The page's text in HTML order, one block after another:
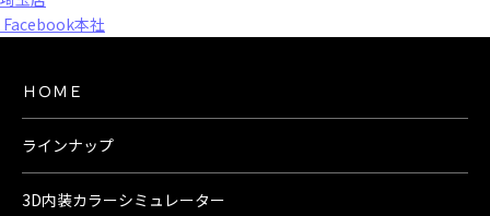
Facebook本社
ＨＯＭＥ
ラインナップ
3D内装カラーシミュレーター